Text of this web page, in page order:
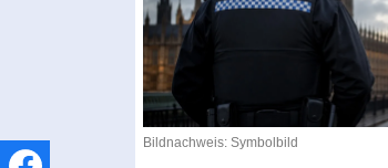
Bildnachweis: Symbolbild